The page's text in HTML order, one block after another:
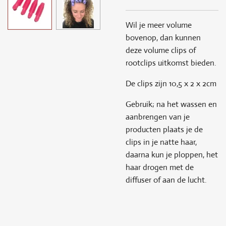
Wil je meer volume
bovenop, dan kunnen
deze volume clips of
rootclips uitkomst bieden.
De clips zijn 10,5 x 2 x 2cm
Gebruik; na het wassen en
aanbrengen van je
producten plaats je de
clips in je natte haar,
daarna kun je ploppen, het
haar drogen met de
diffuser of aan de lucht.